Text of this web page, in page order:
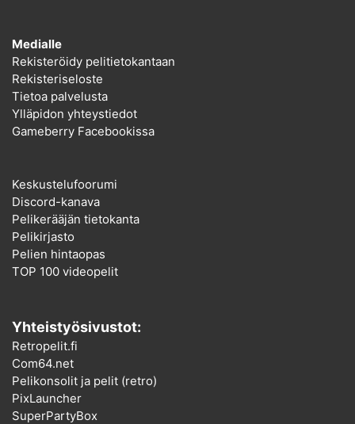
Medialle
Rekisteröidy pelitietokantaan
Rekisteriseloste
Tietoa palvelusta
Ylläpidon yhteystiedot
Gameberry Facebookissa
Keskustelufoorumi
Discord-kanava
Pelikerääjän tietokanta
Pelikirjasto
Pelien hintaopas
TOP 100 videopelit
Yhteistyösivustot:
Retropelit.fi
Com64.net
Pelikonsolit ja pelit (retro)
PixLauncher
SuperPartyBox